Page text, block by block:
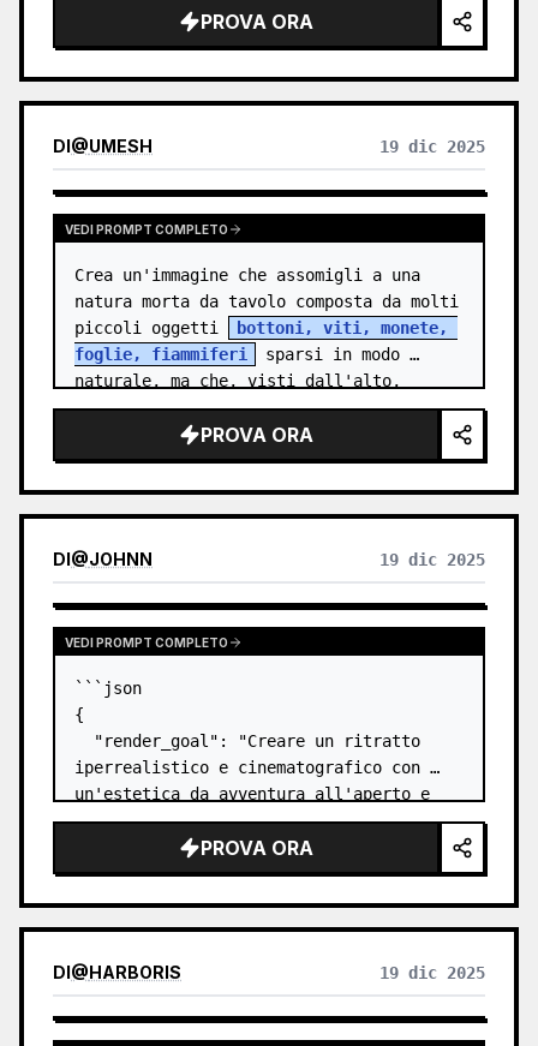
PROVA ORA
DI@UMESH 19 dic 2025
VEDI PROMPT COMPLETO
Crea un'immagine che assomigli a una
natura morta da tavolo composta da molti
piccoli oggetti
bottoni, viti, monete,
foglie, fiammiferi
sparsi in modo
naturale, ma che, visti dall'alto,
formino un chiaro ritratto di un volto…
PROVA ORA
DI@JOHNN 19 dic 2025
VEDI PROMPT COMPLETO
```json
{
  "render_goal": "Creare un ritratto
iperrealistico e cinematografico con
un'estetica da avventura all'aperto e
robusta",
  "subject": {
    "gender": "maschile",
    "age_range": "tra i 25 e i 30 anni",
    "appearance": {
PROVA ORA
DI@HARBORIS 19 dic 2025